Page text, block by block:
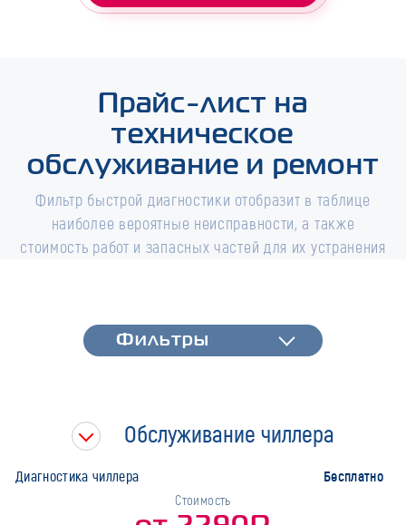
Прайс-лист на
техническое
обслуживание и ремонт
Фильтр быстрой диагностики отобразит в таблице
наиболее вероятные неисправности, а также
стоимость работ и запасных частей для их устранения
Фильтры
Марка
Фильтры
Обслуживание чиллера
Диагностика чиллера Бесплатно
Стоимость